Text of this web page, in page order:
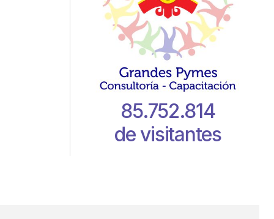
85.752.814
de visitantes